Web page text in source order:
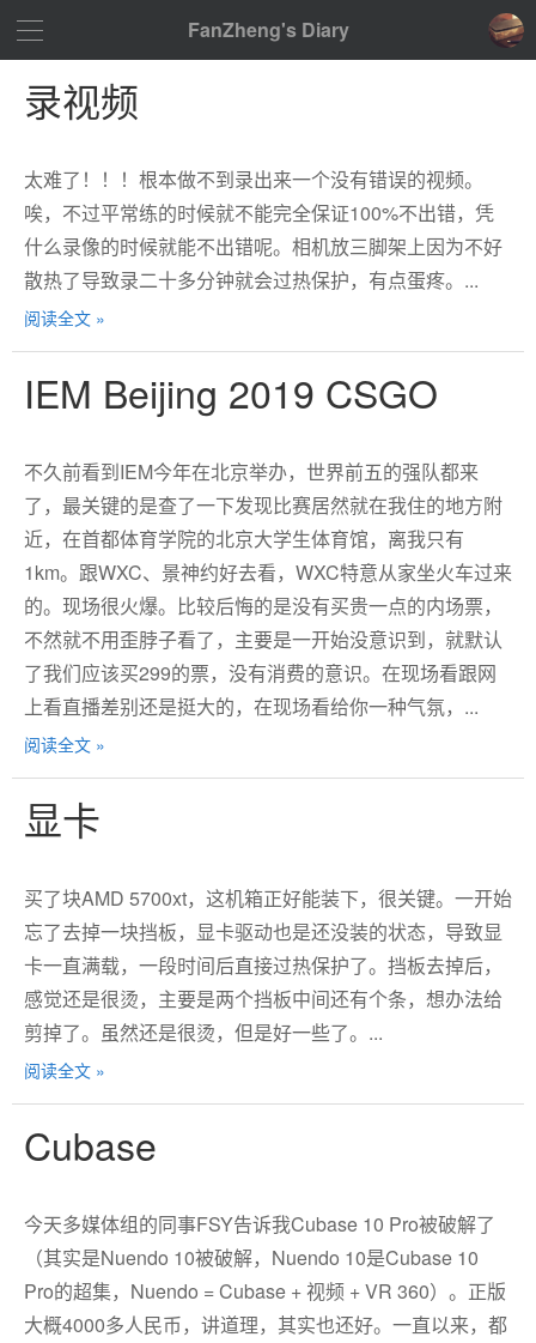
FanZheng's Diary
录视频
太难了！！！根本做不到录出来一个没有错误的视频。
唉，不过平常练的时候就不能完全保证100%不出错，凭
什么录像的时候就能不出错呢。相机放三脚架上因为不好
散热了导致录二十多分钟就会过热保护，有点蛋疼。...
阅读全文 »
IEM Beijing 2019 CSGO
不久前看到IEM今年在北京举办，世界前五的强队都来
了，最关键的是查了一下发现比赛居然就在我住的地方附
近，在首都体育学院的北京大学生体育馆，离我只有
1km。跟WXC、景神约好去看，WXC特意从家坐火车过来
的。现场很火爆。比较后悔的是没有买贵一点的内场票，
不然就不用歪脖子看了，主要是一开始没意识到，就默认
了我们应该买299的票，没有消费的意识。在现场看跟网
上看直播差别还是挺大的，在现场看给你一种气氛，...
阅读全文 »
显卡
买了块AMD 5700xt，这机箱正好能装下，很关键。一开始
忘了去掉一块挡板，显卡驱动也是还没装的状态，导致显
卡一直满载，一段时间后直接过热保护了。挡板去掉后，
感觉还是很烫，主要是两个挡板中间还有个条，想办法给
剪掉了。虽然还是很烫，但是好一些了。...
阅读全文 »
Cubase
今天多媒体组的同事FSY告诉我Cubase 10 Pro被破解了
（其实是Nuendo 10被破解，Nuendo 10是Cubase 10
Pro的超集，Nuendo = Cubase + 视频 + VR 360）。正版
大概4000多人民币，讲道理，其实也还好。一直以来，都